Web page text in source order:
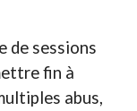
de sessions
fin à
abus,